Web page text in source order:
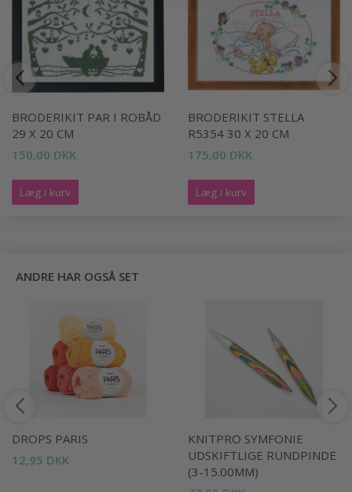
BRODERIKIT PAR I ROBÅD
29 X 20 CM
150,00 DKK
Læg i kurv
BRODERIKIT STELLA
R5354 30 X 20 CM
175,00 DKK
Læg i kurv
ANDRE HAR OGSÅ SET
DROPS PARIS
12,95 DKK
KNITPRO SYMFONIE
UDSKIFTLIGE RUNDPINDE
(3-15.00MM)